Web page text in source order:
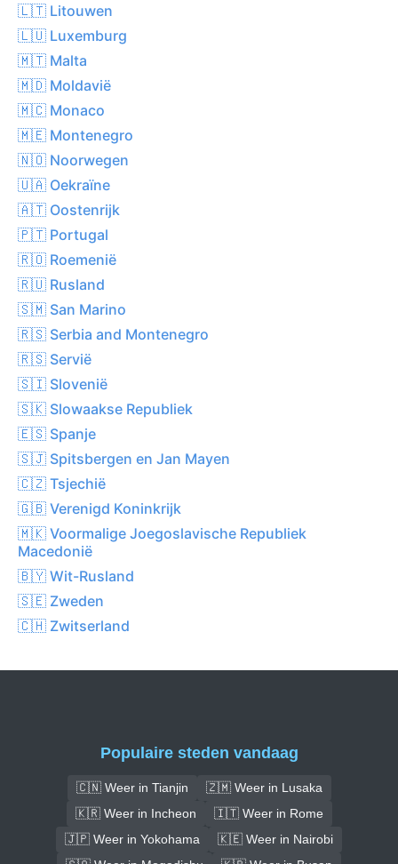
🇱🇹 Litouwen
🇱🇺 Luxemburg
🇲🇹 Malta
🇲🇩 Moldavië
🇲🇨 Monaco
🇲🇪 Montenegro
🇳🇴 Noorwegen
🇺🇦 Oekraïne
🇦🇹 Oostenrijk
🇵🇹 Portugal
🇷🇴 Roemenië
🇷🇺 Rusland
🇸🇲 San Marino
🇷🇸 Serbia and Montenegro
🇷🇸 Servië
🇸🇮 Slovenië
🇸🇰 Slowaakse Republiek
🇪🇸 Spanje
🇸🇯 Spitsbergen en Jan Mayen
🇨🇿 Tsjechië
🇬🇧 Verenigd Koninkrijk
🇲🇰 Voormalige Joegoslavische Republiek
Macedonië
🇧🇾 Wit-Rusland
🇸🇪 Zweden
🇨🇭 Zwitserland
Populaire steden vandaag
🇨🇳 Weer in Tianjin
🇿🇲 Weer in Lusaka
🇰🇷 Weer in Incheon
🇮🇹 Weer in Rome
🇯🇵 Weer in Yokohama
🇰🇪 Weer in Nairobi